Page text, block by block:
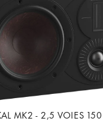
MK2 - 2,5 VOIES